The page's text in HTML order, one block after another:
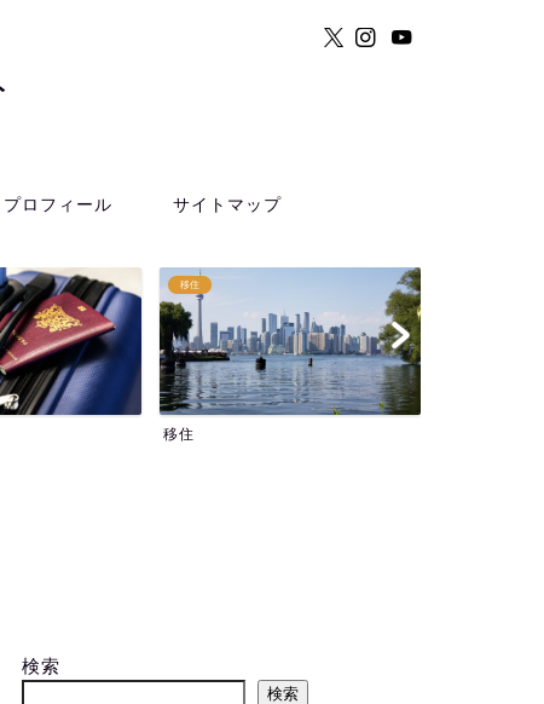
プロフィール サイトマップ
Travel and Outings in English
Travel and Outings in Englis...
検索
検索